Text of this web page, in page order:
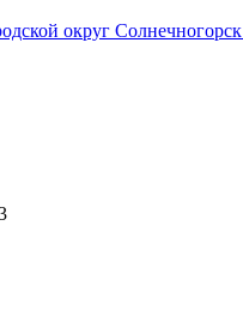
округ Солнечногорск